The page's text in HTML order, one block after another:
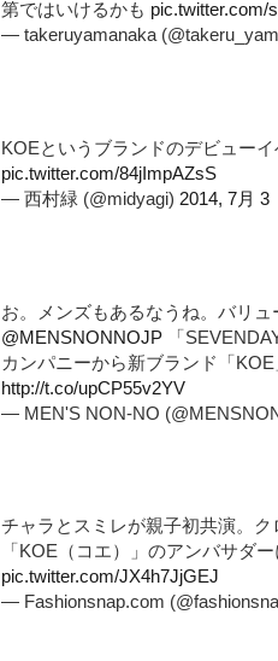
第ではいけるかも pic.twitter.com/
— takeruyamanaka
KOEというブランドのデビュー
pic.twitter.com/84jImpAZsS
— 西村緑 (@midyagi) 2014, 7月 3
お。メンズもあるなうね。バリ
@MENSNONNOJP 「
カンパニーから新ブランド「
http://t.co/upCP55v2YV
— MEN'S NON-NO
チャラとスミレが親子初共演。
「KOE（コエ）」のアンバサダー
pic.twitter.com/JX4h7JjGEJ
— Fashionsnap.com